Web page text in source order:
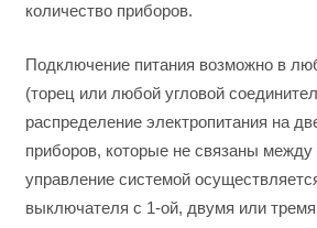
количество приборов.
Подключение питания возможно в
(торец или любой угловой
распределение электропитания на
приборов, которые не связаны
управление системой
выключателя с 1-ой, двумя или